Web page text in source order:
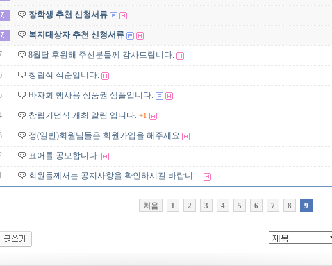
장학생 추천 신청서류
복지대상자 추천 신청서류
8월달 후원해 주신분들께 감사드립니다.
창립식 식순입니다.
바자회 행사용 상품권 샘플입니다.
창립기념식 개최 알림 입니다. +1
정(일반)회원님들은 회원가입을 해주세요
표어를 공모합니다.
회원들께서는 공지사항을 확인하시길 바랍니…
처음 1 2 3 4 5 6 7 8 9